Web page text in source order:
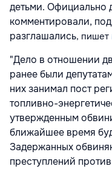
детьми.
комментировали,
разглашались, пишет
"Дело в отношении
ранее были
них занимал пост
топливно-
утвержденным
ближайшее время
Задержанных
преступлений